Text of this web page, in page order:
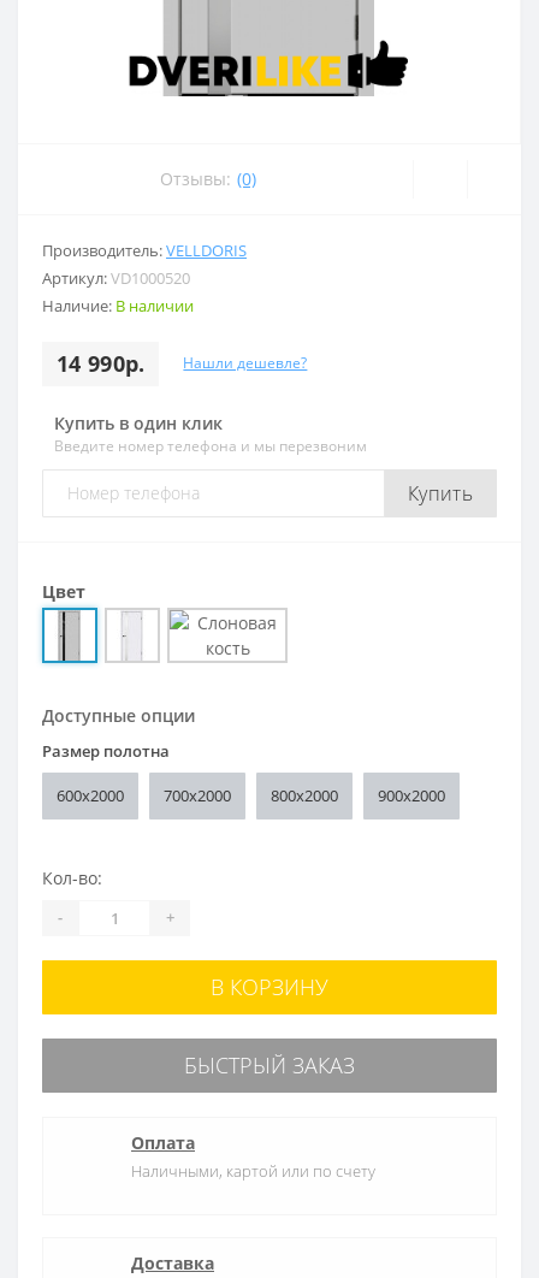
Отзывы: (0)
Производитель:VELLDORIS
Артикул:VD1000520
Наличие: В наличии
14 990р. Нашли дешевле?
Купить в один клик
Введите номер телефона и мы перезвоним
Купить
Цвет
Доступные опции
Размер полотна
600x2000 700x2000 800x2000 900x2000
Кол-во:
- +
В КОРЗИНУ
БЫСТРЫЙ ЗАКАЗ
Оплата
Наличными, картой или по счету
Доставка